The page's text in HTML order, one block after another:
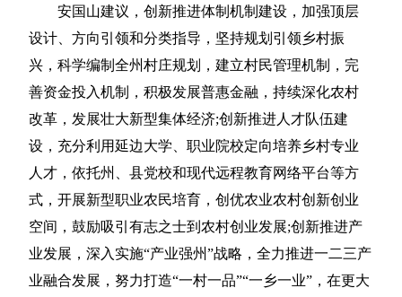
安国山建议，创新推进体制机制建设，加强顶层
设计、方向引领和分类指导，坚持规划引领乡村振
兴，科学编制全州村庄规划，建立村民管理机制，完
善资金投入机制，积极发展普惠金融，持续深化农村
改革，发展壮大新型集体经济;创新推进人才队伍建
设，充分利用延边大学、职业院校定向培养乡村专业
人才，依托州、县党校和现代远程教育网络平台等方
式，开展新型职业农民培育，创优农业农村创新创业
空间，鼓励吸引有志之士到农村创业发展;创新推进产
业发展，深入实施“产业强州”战略，全力推进一二三产
业融合发展，努力打造“一村一品”“一乡一业”，在更大